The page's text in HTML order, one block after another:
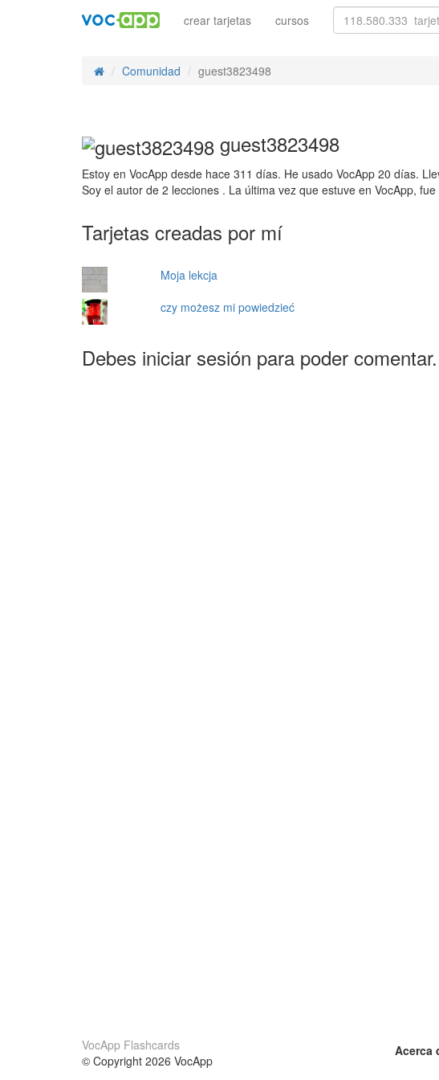
crear tarjetas cursos
Comunidad guest3823498
guest3823498
Estoy en VocApp desde hace 311 días. He usado VocApp 20 días.
Soy el autor de 2 lecciones . La última vez que estuve en VocApp,
Tarjetas creadas por mí
Moja lekcja
czy możesz mi powiedzieć
Debes iniciar sesión para poder comentar.
VocApp Flashcards
© Copyright 2026 VocApp
Acerca